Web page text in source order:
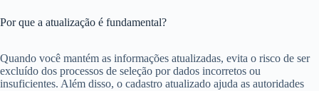
Por que a atualização é fundamental?
Quando você mantém as informações atualizadas, evita o risco de ser
excluído dos processos de seleção por dados incorretos ou
insuficientes. Além disso, o cadastro atualizado ajuda as autoridades